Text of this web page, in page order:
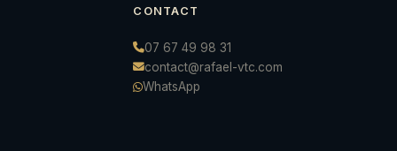
CONTACT
07 67 49 98 31
contact@rafael-vtc.com
WhatsApp